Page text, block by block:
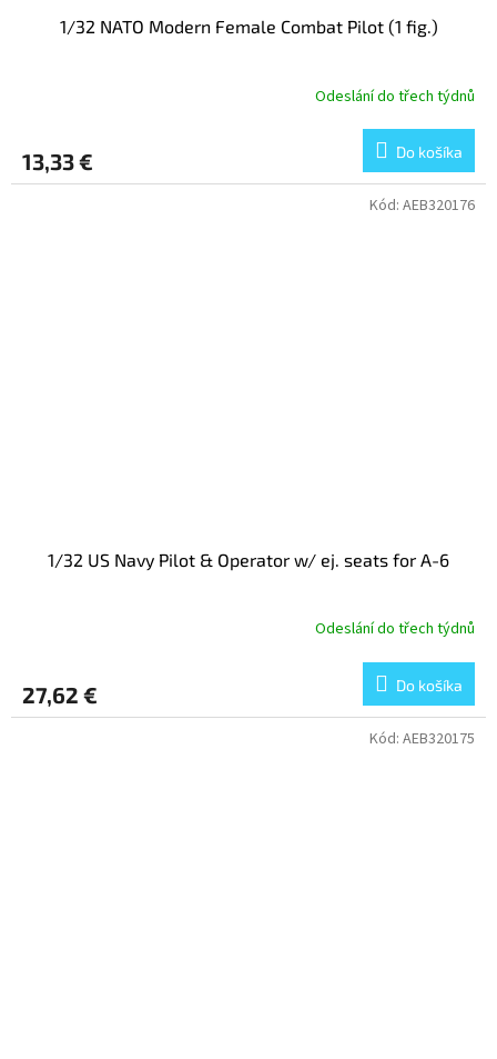
1/32 NATO Modern Female Combat Pilot (1 fig.)
Odeslání do třech týdnů
13,33 € Do košíka
1/32 US Navy Pilot & Operator w/ ej. seats for A-6
Odeslání do třech týdnů
27,62 € Do košíka
Kód: AEB320176
Kód: AEB320175